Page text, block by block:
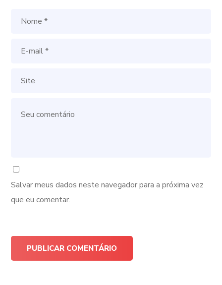
Salvar meus dados neste navegador para a próxima vez
que eu comentar.